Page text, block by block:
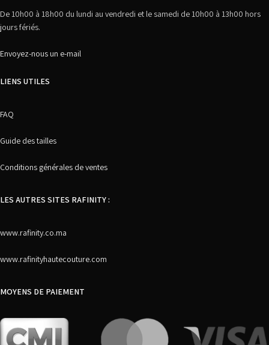
De 10h00 à 18h00 du lundi au vendredi et le samedi de 10h00 à 13h00 hors
jours fériés.
Envoyez-nous un e-mail
LIENS UTILES
FAQ
Guide des tailles
Conditions générales de ventes
LES AUTRES SITES RAFINITY :
www.rafinity.co.ma
www.rafinityhautecouture.com
MOYENS DE PAIEMENT